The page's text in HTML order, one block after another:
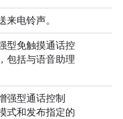
来电铃声。
型免触摸通话控
包括与语音助理
强型通话控制
式和发布指定的